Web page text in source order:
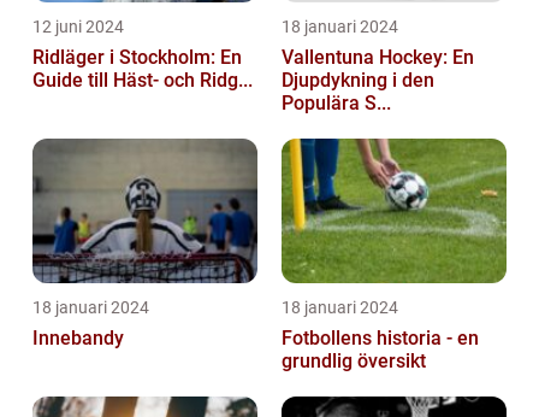
12 juni 2024
Ridläger i Stockholm: En
Guide till Häst- och Ridg...
18 januari 2024
Vallentuna Hockey: En
Djupdykning i den
Populära S...
18 januari 2024
Innebandy
18 januari 2024
Fotbollens historia - en
grundlig översikt